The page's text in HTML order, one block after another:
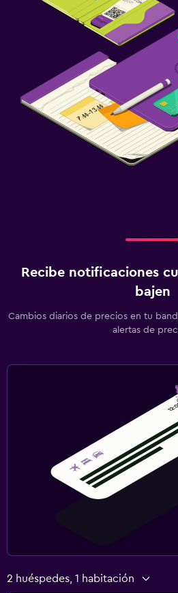
Recibe notificaciones
bajen
Cambios diarios de precios en tu
alertas de
2 huéspedes, 1 habitación